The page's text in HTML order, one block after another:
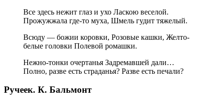
Все здесь нежит глаз и ухо Ласкою веселой.
Прожужжала где-то муха, Шмель гудит тяжелый.
Всюду — божии коровки, Розовые кашки, Желто-
белые головки Полевой ромашки.
Нежно-тонки очертанья Задремавшей дали…
Полно, разве есть страданья? Разве есть печали?
Ручеек. К. Бальмонт